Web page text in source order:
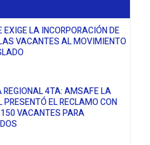
LA INCORPORACIÓN DE
VACANTES AL MOVIMIENTO
REGIONAL 4TA: AMSAFE LA
EL RECLAMO CON
VACANTES PARA